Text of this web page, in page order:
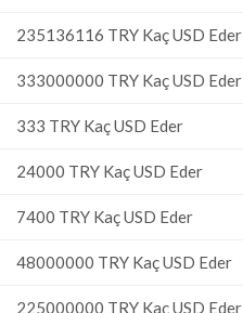
235136116 TRY Kaç USD Eder
333000000 TRY Kaç USD Eder
333 TRY Kaç USD Eder
24000 TRY Kaç USD Eder
7400 TRY Kaç USD Eder
48000000 TRY Kaç USD Eder
225000000 TRY Kaç USD Eder